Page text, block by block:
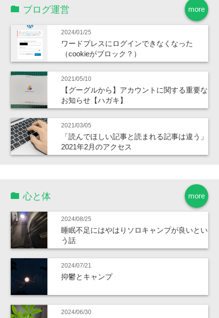
more
ブログ運営
2024/01/25
ワードプレスにログインできなくなった
（cookieがブロック？）
2021/05/10
【グーグルから】アカウントに関する重要な
お知らせ【ハガキ】
2021/03/05
「読んでほしい記事と読まれる記事は違う」
2021年2月のアクセス
more
心と体
2024/08/25
睡眠不足にはやはりソロキャンプが良いとい
う話
2024/07/21
抑鬱とキャンプ
2024/06/30